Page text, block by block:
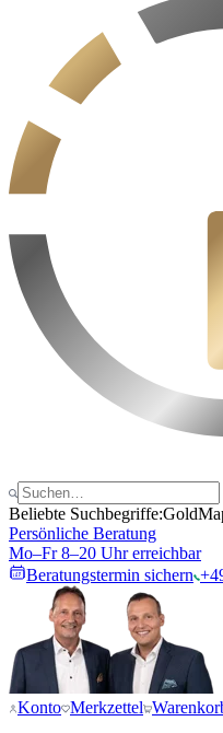
Beliebte Suchbegriffe:Gold
Persönliche Beratung
Mo–Fr 8–20 Uhr erreichbar
Beratungstermin sichern
Konto Merkzettel